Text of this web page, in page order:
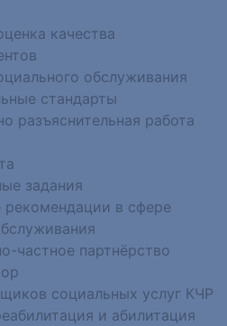
качества
обслуживания
стандарты
разъяснительная работа
задания
рекомендации в сфере
частное партнёрство
социальных услуг КЧР
и абилитация